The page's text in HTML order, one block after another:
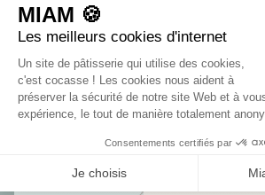
Il n'y a pas encore d'avis